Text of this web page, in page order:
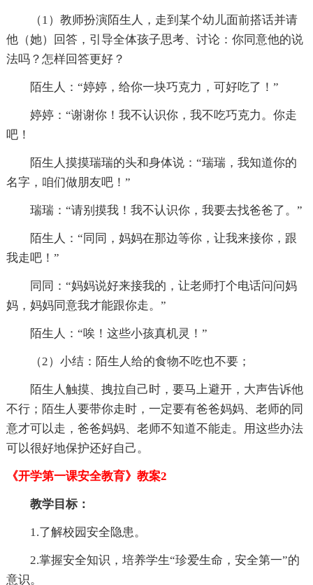
（1）教师扮演陌生人，走到某个幼儿面前搭话并请
他（她）回答，引导全体孩子思考、讨论：你同意他的说
法吗？怎样回答更好？
陌生人：“婷婷，给你一块巧克力，可好吃了！”
婷婷：“谢谢你！我不认识你，我不吃巧克力。你走
吧！
陌生人摸摸瑞瑞的头和身体说：“瑞瑞，我知道你的
名字，咱们做朋友吧！”
瑞瑞：“请别摸我！我不认识你，我要去找爸爸了。”
陌生人：“同同，妈妈在那边等你，让我来接你，跟
我走吧！”
同同：“妈妈说好来接我的，让老师打个电话问问妈
妈，妈妈同意我才能跟你走。”
陌生人：“唉！这些小孩真机灵！”
（2）小结：陌生人给的食物不吃也不要；
陌生人触摸、拽拉自己时，要马上避开，大声告诉他
不行；陌生人要带你走时，一定要有爸爸妈妈、老师的同
意才可以走，爸爸妈妈、老师不知道不能走。用这些办法
可以很好地保护还好自己。
《开学第一课安全教育》教案2
教学目标：
1.了解校园安全隐患。
2.掌握安全知识，培养学生“珍爱生命，安全第一”的
意识。